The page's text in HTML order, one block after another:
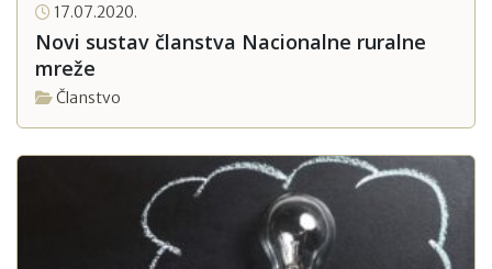
17.07.2020.
Novi sustav članstva Nacionalne ruralne
mreže
Članstvo